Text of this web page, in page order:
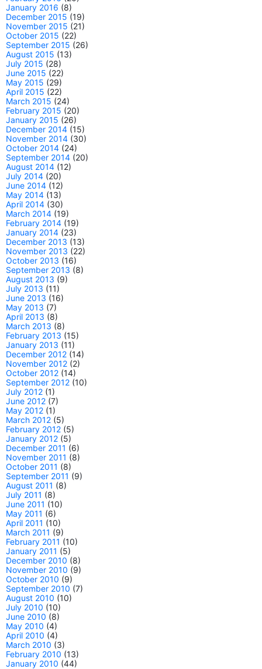
January 2016 (8)
December 2015 (19)
November 2015 (21)
October 2015 (22)
September 2015 (26)
August 2015 (13)
July 2015 (28)
June 2015 (22)
May 2015 (29)
April 2015 (22)
March 2015 (24)
February 2015 (20)
January 2015 (26)
December 2014 (15)
November 2014 (30)
October 2014 (24)
September 2014 (20)
August 2014 (12)
July 2014 (20)
June 2014 (12)
May 2014 (13)
April 2014 (30)
March 2014 (19)
February 2014 (19)
January 2014 (23)
December 2013 (13)
November 2013 (22)
October 2013 (16)
September 2013 (8)
August 2013 (9)
July 2013 (11)
June 2013 (16)
May 2013 (7)
April 2013 (8)
March 2013 (8)
February 2013 (15)
January 2013 (11)
December 2012 (14)
November 2012 (2)
October 2012 (14)
September 2012 (10)
July 2012 (1)
June 2012 (7)
May 2012 (1)
March 2012 (5)
February 2012 (5)
January 2012 (5)
December 2011 (6)
November 2011 (8)
October 2011 (8)
September 2011 (9)
August 2011 (8)
July 2011 (8)
June 2011 (10)
May 2011 (6)
April 2011 (10)
March 2011 (9)
February 2011 (10)
January 2011 (5)
December 2010 (8)
November 2010 (9)
October 2010 (9)
September 2010 (7)
August 2010 (10)
July 2010 (10)
June 2010 (8)
May 2010 (4)
April 2010 (4)
March 2010 (3)
February 2010 (13)
January 2010 (44)